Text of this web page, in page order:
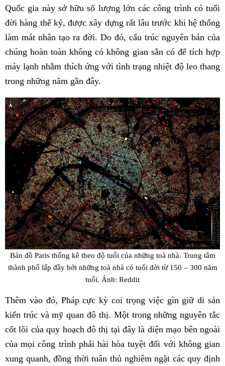
Quốc gia này sở hữu số lượng lớn các công trình có tuổi
đời hàng thế kỷ, được xây dựng rất lâu trước khi hệ thống
làm mát nhân tạo ra đời. Do đó, cấu trúc nguyên bản của
chúng hoàn toàn không có không gian sẵn có để tích hợp
máy lạnh nhằm thích ứng với tình trạng nhiệt độ leo thang
trong những năm gần đây.
Bản đồ Paris thống kê theo độ tuổi của những toà nhà. Trung tâm
thành phố lấp đầy bởi những toà nhà có tuổi đời từ 150 – 300 năm
tuổi. Ảnh: Reddit
Thêm vào đó, Pháp cực kỳ coi trọng việc gìn giữ di sản
kiến trúc và mỹ quan đô thị. Một trong những nguyên tắc
cốt lõi của quy hoạch đô thị tại đây là diện mạo bên ngoài
của mọi công trình phải hài hòa tuyệt đối với không gian
xung quanh, đồng thời tuân thủ nghiêm ngặt các quy định